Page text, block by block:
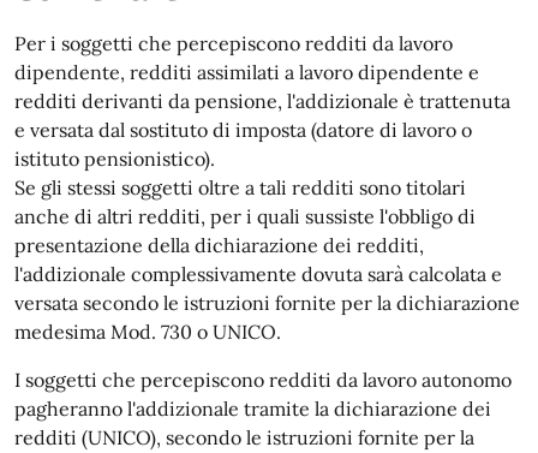
Per i soggetti che percepiscono redditi da lavoro
dipendente, redditi assimilati a lavoro dipendente e
redditi derivanti da pensione, l'addizionale è trattenuta
e versata dal sostituto di imposta (datore di lavoro o
istituto pensionistico).
Se gli stessi soggetti oltre a tali redditi sono titolari
anche di altri redditi, per i quali sussiste l'obbligo di
presentazione della dichiarazione dei redditi,
l'addizionale complessivamente dovuta sarà calcolata e
versata secondo le istruzioni fornite per la dichiarazione
medesima Mod. 730 o UNICO.
I soggetti che percepiscono redditi da lavoro autonomo
pagheranno l'addizionale tramite la dichiarazione dei
redditi (UNICO), secondo le istruzioni fornite per la